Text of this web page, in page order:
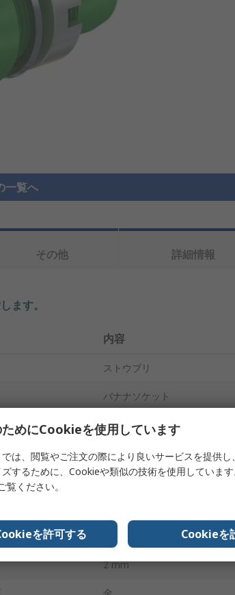
一覧へ
その他 詳細情報
ます。
内容
ストウブリ
バナナソケット
緑
メス
10A
2 mm
めにCookieを使用しています
は、閲覧やご注文の際により良いサービスを提供
するために、Cookieや類似の技術を使用しています
覧ください。
を許可する Cookieを